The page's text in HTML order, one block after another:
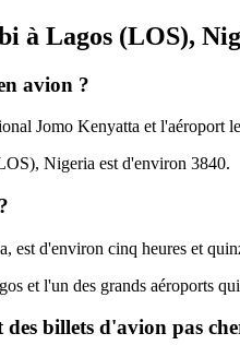
à Lagos (LOS),
avion ?
Jomo Kenyatta et l'aéroport
Nigeria est d'environ 3840.
est d'environ cinq heures et
et l'un des grands aéroports
billets d'avion pas